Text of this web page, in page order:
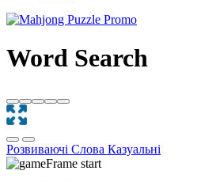
Word Search
Розвиваючі Слова Казуальні